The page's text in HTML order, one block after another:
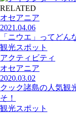
RELATED
オセアニア
2021.04.06
「ニウエ」ってどん
観光スポット
アクティビティ
オセアニア
2020.03.02
クック諸島の人気観
そ！
観光スポット